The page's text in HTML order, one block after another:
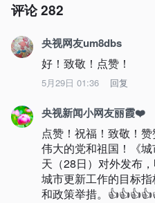
评论282
央视网友um8dbs
好！致敬！点赞！
5月29日 01:36 回复
央视新闻小网友丽霞❤️
点赞！祝福！致敬！
伟大的党和祖国！《城
天（28日）对外发布
城市更新工作的目标
和政策举措。